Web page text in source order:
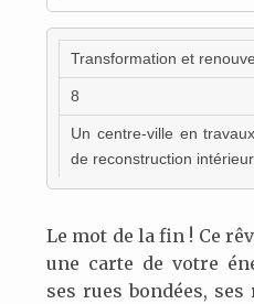
Transformation et
8
Un centre-ville en
de reconstruction
Le mot de la fin ! Ce
une carte de votre
ses rues bondées,